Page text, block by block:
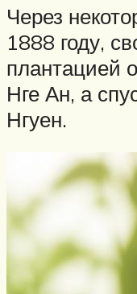
Через
1888 году,
плантацией
Нге Ан, а
Нгуен.